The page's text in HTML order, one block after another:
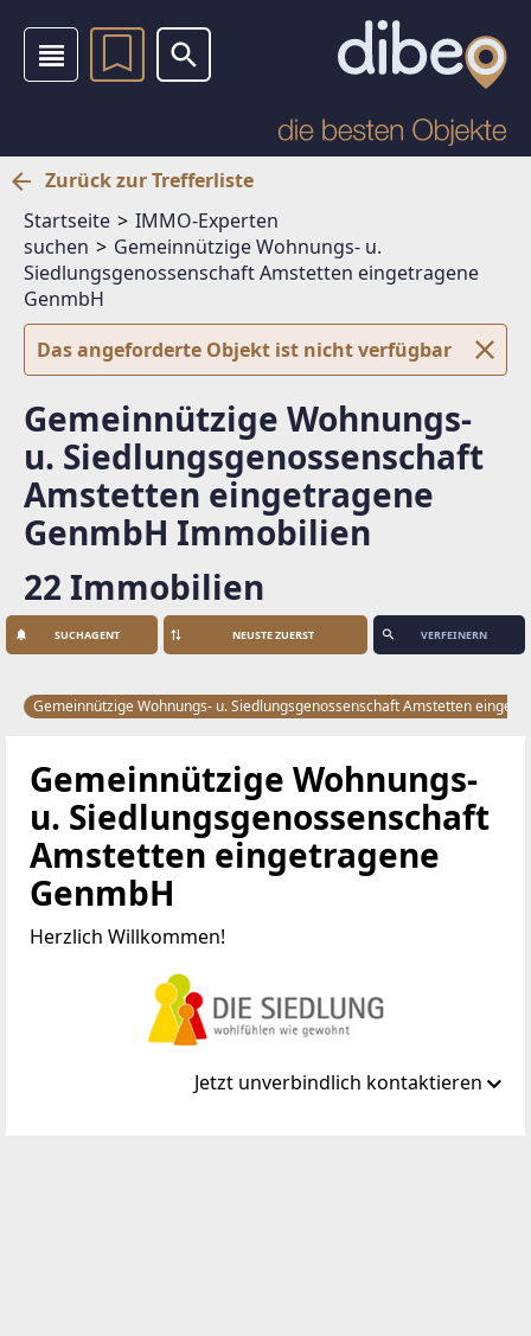
Zurück zur Trefferliste
Startseite
IMMO-Experten
suchen
Gemeinnützige Wohnungs- u.
Siedlungsgenossenschaft Amstetten eingetragene
GenmbH
Das angeforderte Objekt ist nicht verfügbar
Gemeinnützige Wohnungs-
u. Siedlungsgenossenschaft
Amstetten eingetragene
GenmbH Immobilien
22 Immobilien
SUCHAGENT VERFEINERN
Gemeinnützige Wohnungs- u. Siedlungsgenossenschaft Amstetten
Gemeinnützige Wohnungs-
u. Siedlungsgenossenschaft
Amstetten eingetragene
GenmbH
Herzlich Willkommen!
Jetzt unverbindlich kontaktieren